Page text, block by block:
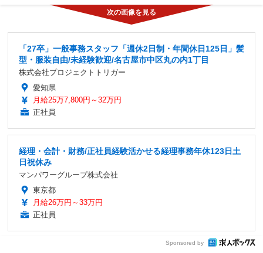
「27卒」一般事務スタッフ「週休2日制・年間休日125日」髪
型・服装自由/未経験歓迎/名古屋市中区丸の内1丁目
株式会社プロジェクトトリガー
愛知県
月給25万7,800円～32万円
正社員
経理・会計・財務/正社員経験活かせる経理事務年休123日土
日祝休み
マンパワーグループ株式会社
東京都
月給26万円～33万円
正社員
Sponsored by